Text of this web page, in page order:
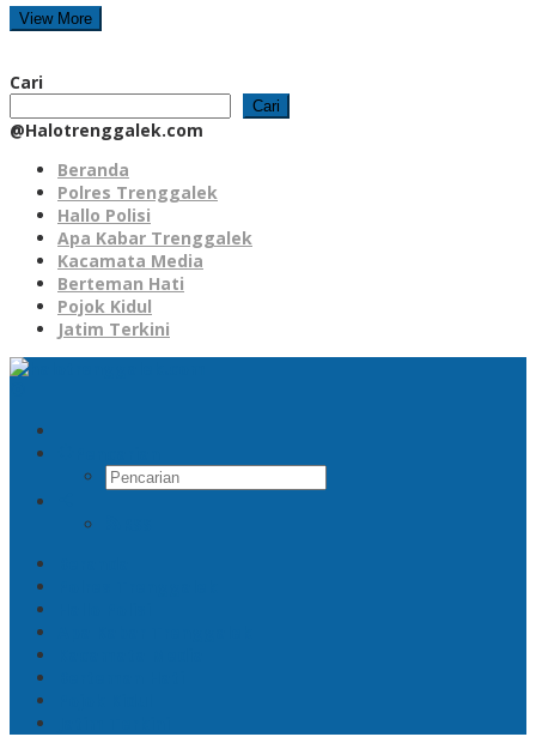
View More
Cari
Cari
@Halotrenggalek.com
Beranda
Polres Trenggalek
Hallo Polisi
Apa Kabar Trenggalek
Kacamata Media
Berteman Hati
Pojok Kidul
Jatim Terkini